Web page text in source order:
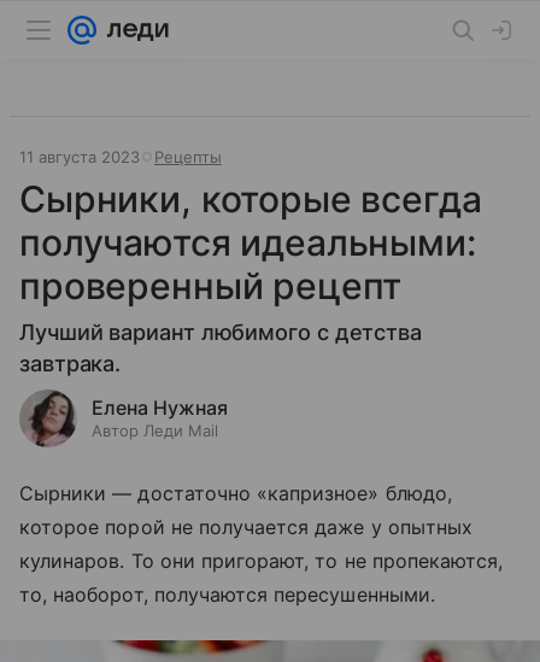
11 августа 2023 Рецепты
Сырники, которые всегда
получаются идеальными:
проверенный рецепт
Лучший вариант любимого с детства
завтрака.
Елена Нужная
Автор Леди Mail
Сырники — достаточно «капризное» блюдо,
которое порой не получается даже у опытных
кулинаров. То они пригорают, то не пропекаются,
то, наоборот, получаются пересушенными.